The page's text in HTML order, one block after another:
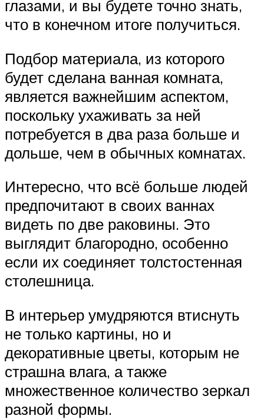
глазами, и вы будете точно знать,
что в конечном итоге получиться.
Подбор материала, из которого
будет сделана ванная комната,
является важнейшим аспектом,
поскольку ухаживать за ней
потребуется в два раза больше и
дольше, чем в обычных комнатах.
Интересно, что всё больше людей
предпочитают в своих ваннах
видеть по две раковины. Это
выглядит благородно, особенно
если их соединяет толстостенная
столешница.
В интерьер умудряются втиснуть
не только картины, но и
декоративные цветы, которым не
страшна влага, а также
множественное количество зеркал
разной формы.